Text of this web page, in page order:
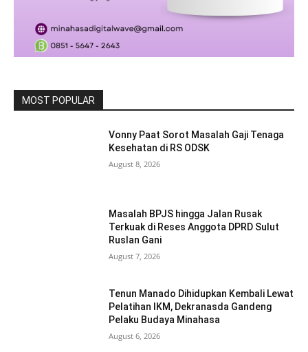
MOST POPULAR
Vonny Paat Sorot Masalah Gaji Tenaga
Kesehatan di RS ODSK
August 8, 2026
Masalah BPJS hingga Jalan Rusak
Terkuak di Reses Anggota DPRD Sulut
Ruslan Gani
August 7, 2026
Tenun Manado Dihidupkan Kembali Lewat
Pelatihan IKM, Dekranasda Gandeng
Pelaku Budaya Minahasa
August 6, 2026